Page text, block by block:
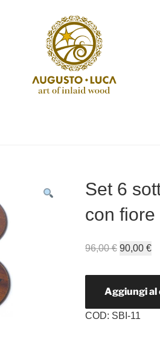
Set 6
con fiore
96,00€ 90,00€
Aggiungi al
COD: SBI-11